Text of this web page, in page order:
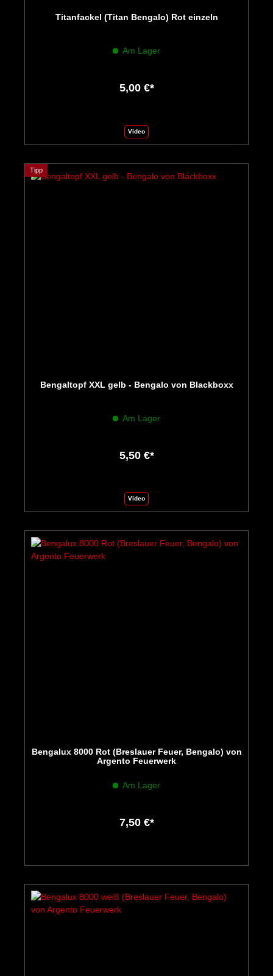
Titanfackel (Titan Bengalo) Rot einzeln
Am Lager
5,00 €*
Video
Tipp
Bengaltopf XXL gelb - Bengalo von Blackboxx
Am Lager
5,50 €*
Video
Bengalux 8000 Rot (Breslauer Feuer, Bengalo) von
Argento Feuerwerk
Am Lager
7,50 €*